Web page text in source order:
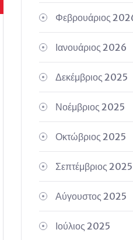
Φεβρουάριος
Ιανουάριος 2026
Δεκέμβριος 2025
Νοέμβριος 2025
Οκτώβριος 2025
Σεπτέμβριος 2025
Αύγουστος 2025
Ιούλιος 2025